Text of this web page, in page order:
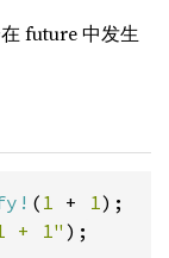
future 中发生
( 1 + 1
+ 1");